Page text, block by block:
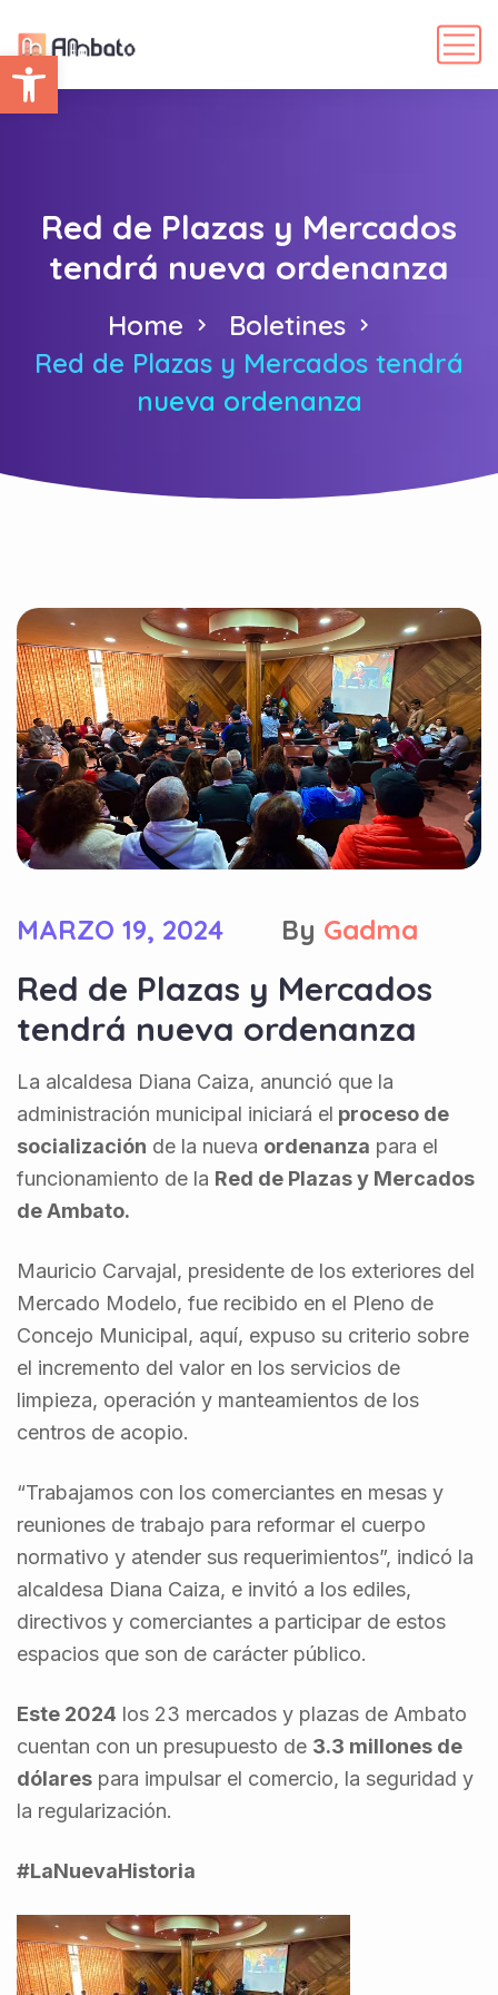
Abrir barra de herramientas
Red de Plazas y Mercados
tendrá nueva ordenanza
Home
Boletines
Red de Plazas y Mercados tendrá
nueva ordenanza
MARZO 19, 2024 By Gadma
Red de Plazas y Mercados
tendrá nueva ordenanza
La alcaldesa Diana Caiza, anunció que la
administración municipal iniciará el proceso de
socialización de la nueva ordenanza para el
funcionamiento de la Red de Plazas y Mercados
de Ambato.
Mauricio Carvajal, presidente de los exteriores del
Mercado Modelo, fue recibido en el Pleno de
Concejo Municipal, aquí, expuso su criterio sobre
el incremento del valor en los servicios de
limpieza, operación y manteamientos de los
centros de acopio.
“Trabajamos con los comerciantes en mesas y
reuniones de trabajo para reformar el cuerpo
normativo y atender sus requerimientos”, indicó la
alcaldesa Diana Caiza, e invitó a los ediles,
directivos y comerciantes a participar de estos
espacios que son de carácter público.
Este 2024 los 23 mercados y plazas de Ambato
cuentan con un presupuesto de 3.3 millones de
dólares para impulsar el comercio, la seguridad y
la regularización.
#LaNuevaHistoria